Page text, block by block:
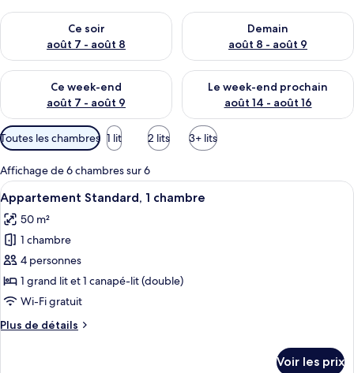
Ce soir
août 7 - août 8
Vérifier la disponibilité pour ce soir août 7 - août 8
Demain
août 8 - août 9
Vérifier la disponibilité pour
Ce week-end
août 7 - août 9
Vérifier la disponibilité pour ce week-end août 7 - août 9
Le week-end prochain
août 14 - août 16
Vérifier la disponibilité pour
Filtres
disponibles
pour
les
chambres
Toutes les chambres 1 lit 2 lits 3+ lits
Affichage de 6 chambres sur 6
Afficher
toutes
les
photos
pour
ce
type
chambre :
Une chambre moderne avec un
6
Appartement Standard, 1 chambre
50 m²
1 chambre
4 personnes
1 grand lit et 1 canapé-lit (double)
Wi-Fi gratuit
Plus de détails
Plus
Voir les prix